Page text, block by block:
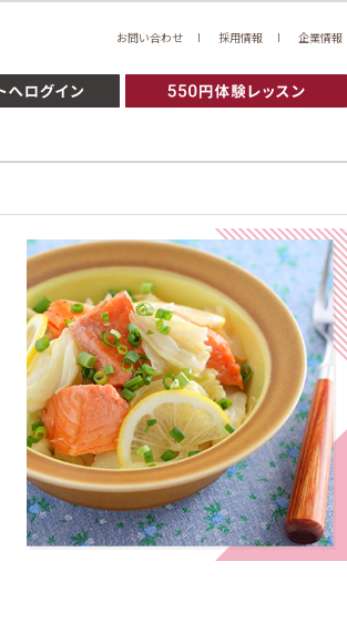
お問い合わせ 採用情報 企業情報